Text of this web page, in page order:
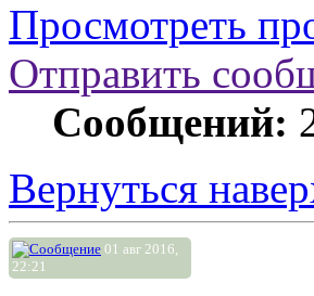
Просмотреть
Отправить
Сообщений:
Вернуться
01 авг 2016,
22:21